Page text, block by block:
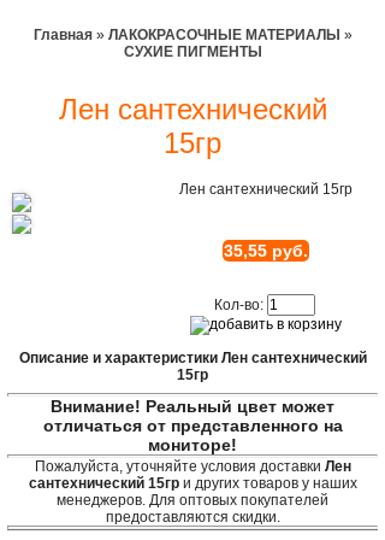
Главная» ЛАКОКРАСОЧНЫЕ МАТЕРИАЛЫ »
СУХИЕ ПИГМЕНТЫ
Лен сантехнический
15гр
Лен сантехнический 15гр
35,55 руб.
Кол-во:
Описание и характеристики Лен сантехнический
15гр
Внимание! Реальный цвет может
отличаться от представленного на
мониторе!
Пожалуйста, уточняйте условия доставки Лен
сантехнический 15гри других товаров у наших
менеджеров. Для оптовых покупателей
предоставляются скидки.